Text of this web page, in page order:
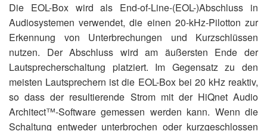
Die EOL-Box wird als End-of-Line-(EOL-)Abschluss in
Audiosystemen verwendet, die einen 20-kHz-Pilotton zur
Erkennung von Unterbrechungen und Kurzschlüssen
nutzen. Der Abschluss wird am äußersten Ende der
Lautsprecherschaltung platziert. Im Gegensatz zu den
meisten Lautsprechern ist die EOL-Box bei 20 kHz reaktiv,
so dass der resultierende Strom mit der HiQnet Audio
Architect™-Software gemessen werden kann. Wenn die
Schaltung entweder unterbrochen oder kurzgeschlossen